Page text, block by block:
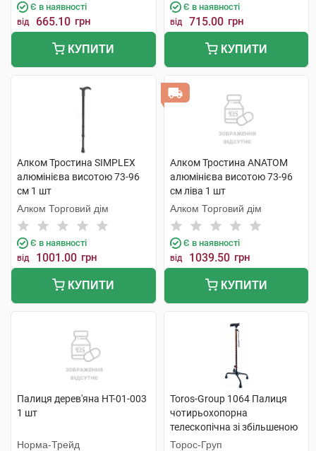
Є в наявності
від 665.10 грн
КУПИТИ
Є в наявності
від 715.00 грн
КУПИТИ
Алком Тростина SIMPLEX
алюмінієва висотою 73-96
см 1 шт
Алком Торговий дім
Є в наявності
від 1001.00 грн
КУПИТИ
Алком Тростина ANATOM
алюмінієва висотою 73-96
см ліва 1 шт
Алком Торговий дім
Є в наявності
від 1039.50 грн
КУПИТИ
Палиця дерев'яна НТ-01-003
1 шт
Норма-Трейд
Toros-Group 1064 Палиця
чотирьохопорна
телескопічна зі збільшеною
опорою 1 шт
Торос-Груп